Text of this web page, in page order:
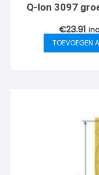
Q-lon 3097
€23.91
TOEVOEGEN